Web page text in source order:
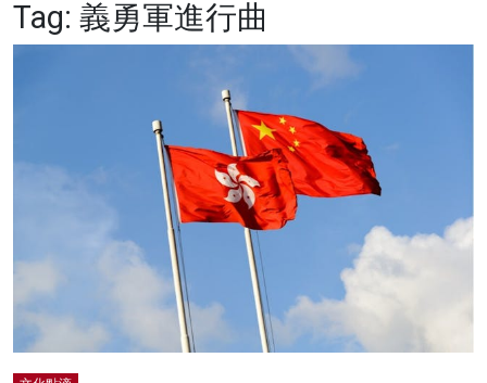
健康
關於我們
Tag: 義勇軍進行曲